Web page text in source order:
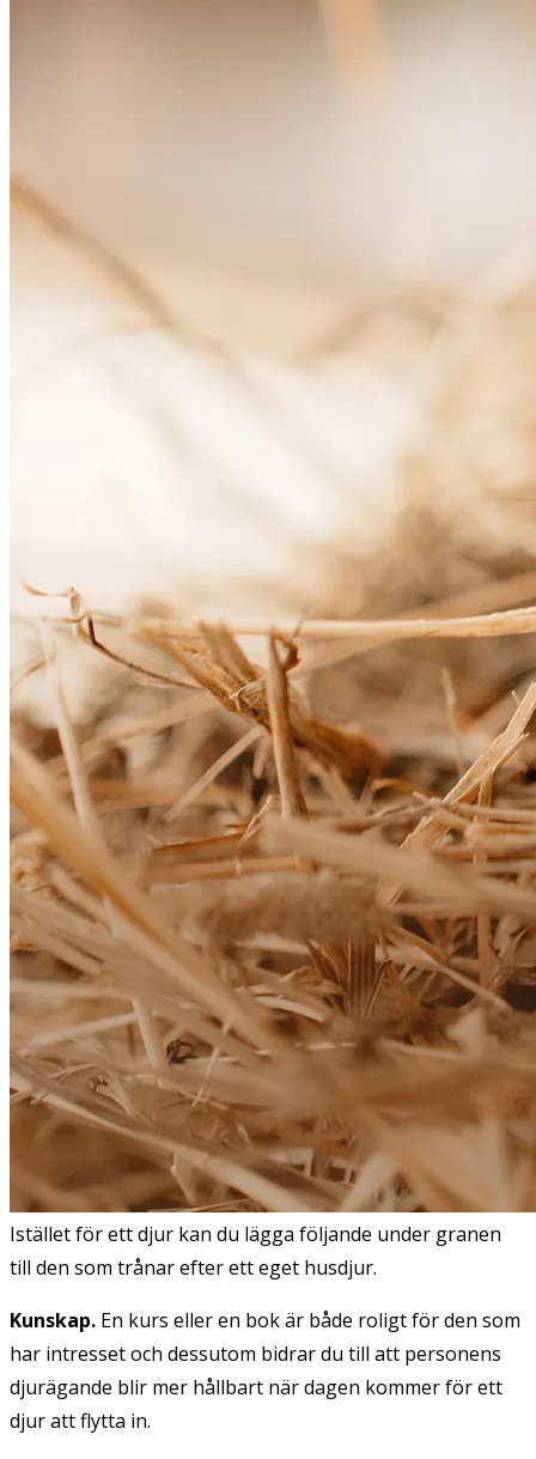
Istället för ett djur kan du lägga följande under granen
till den som trånar efter ett eget husdjur.
Kunskap. En kurs eller en bok är både roligt för den som
har intresset och dessutom bidrar du till att personens
djurägande blir mer hållbart när dagen kommer för ett
djur att flytta in.